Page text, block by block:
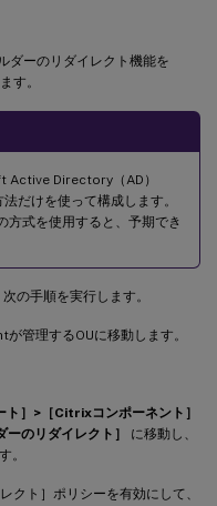
ーのリダイレクト機能を
す。
Active Directory（AD）
だけを使って構成します。
方式を使用すると、予期でき
の手順を実行します。
管理するOUに移動します。
ト］>［Citrixコンポーネント］
のリダイレクト］
に移動し、
。
クト］ポリシーを有効にして、